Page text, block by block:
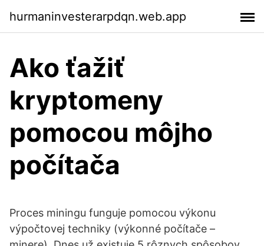
hurmaninvesterarpdqn.web.app
Ako ťažiť
kryptomeny
pomocou môjho
počítača
Proces miningu funguje pomocou výkonu
výpočtovej techniky (výkonné počítače –